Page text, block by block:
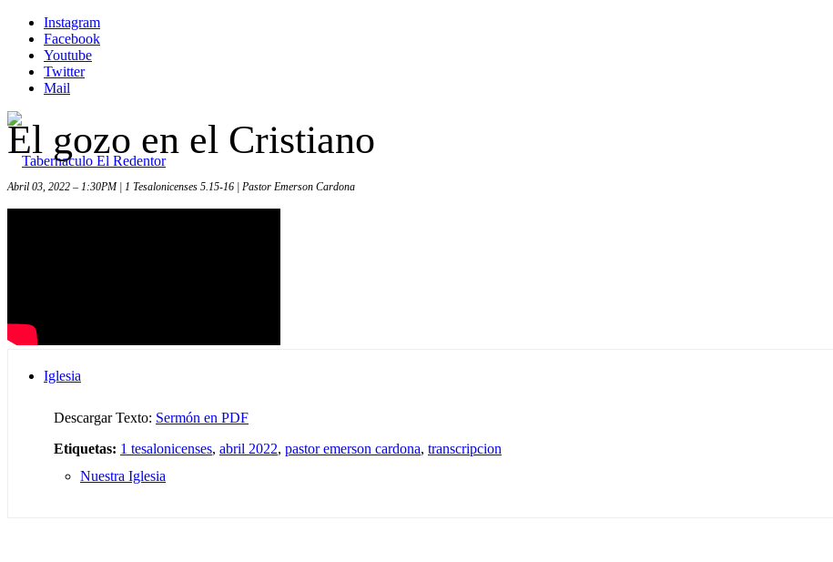
Instagram
Facebook
Youtube
Twitter
Mail
Iglesia
Nuestra Iglesia
El gozo en el Cristiano
Abril 03, 2022 – 1:30PM | 1 Tesalonicenses 5.15-16 | Pastor Emerson Cardona
Descargar Texto: Sermón en PDF
Etiquetas: 1 tesalonicenses, abril 2022, pastor emerson cardona, transcripcion